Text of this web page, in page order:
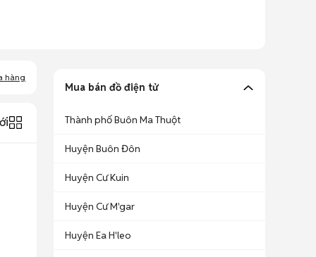
hàng
Mua bán đồ điện tử
Thành phố Buôn Ma Thuột
Huyện Buôn Đôn
Huyện Cư Kuin
Huyện Cư M'gar
Huyện Ea H'leo